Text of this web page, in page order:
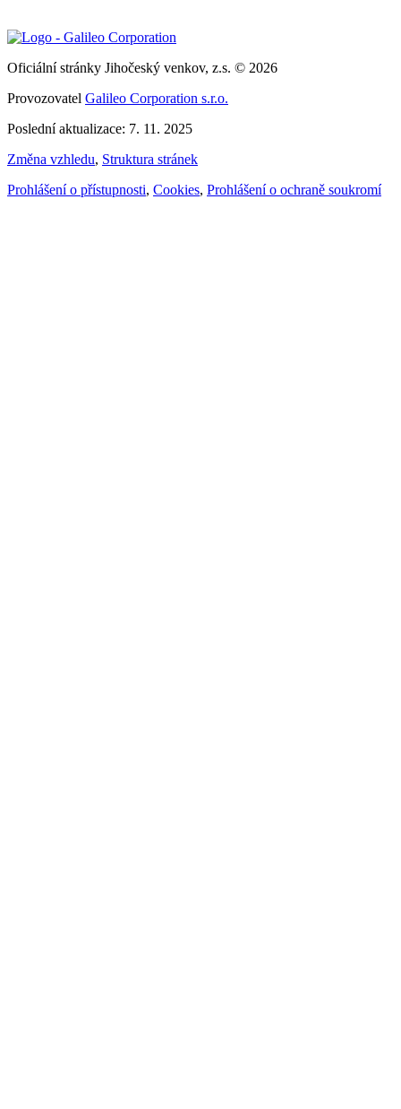
Oficiální stránky Jihočeský venkov, z.s. © 2026
Provozovatel Galileo Corporation s.r.o.
Poslední aktualizace: 7. 11. 2025
Změna vzhledu, Struktura stránek
Prohlášení o přístupnosti, Cookies, Prohlášení o ochraně soukromí